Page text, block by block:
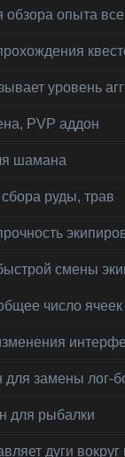
опыта
уровень
PVP аддон
шамана
руды, трав
смены
число ячеек
для замены лог-
для рыбалки
дуги